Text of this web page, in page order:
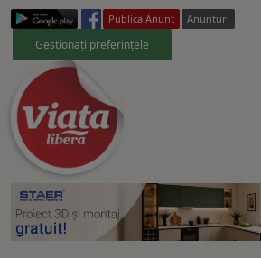
Publica Anunt Anunturi
Gestionați preferințele